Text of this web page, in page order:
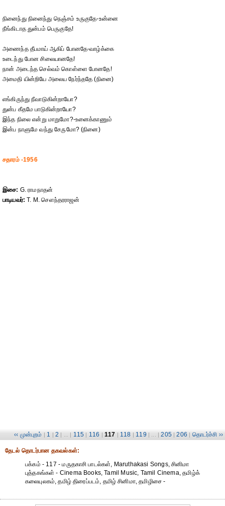
நினைந்து நினைந்து நெஞ்சம் உருகுதே-உன்னை
நீங்கிடாத துன்பம் பெருகுதே!
அணைந்த தீபமாய் ஆகிப் போனதே-வாழ்க்கை
உடைந்து போன சிலையானதே!
நான் அடைந்த செல்வம் கொள்ளை போனதே!
அமைதி யின்றியே அலைய நேர்ந்ததே (நினை)
எங்கிருந்து நீவாடுகின்றாயோ?
துன்ப கீதமே பாடுகின்றாயோ?
இந்த நிலை என்று மாறுமோ?-உனைக்காணும்
இன்ப நாளுமே வந்து சேருமோ? (நினை)
சதாரம் -1956
இசை: G. ராமநாதன்
பாடியவர்: T. M. செளந்தரராஜன்
‹‹ முன்புறம் | 1 | 2 | ... | 115 | 116 | 117 | 118 | 119 | ... | 205 | 206 | தொடர்ச்சி ››
தேட‌ல் தொட‌ர்பான தகவ‌ல்க‌ள்:
பக்கம் - 117 - மருதகாசி பாடல்கள், Maruthakasi Songs, சினிமா
புத்தகங்கள் - Cinema Books, Tamil Music, Tamil Cinema, தமிழ்க்
கலையுலகம், தமிழ் திரைப்படம், தமிழ் சினிமா, தமிழிசை -